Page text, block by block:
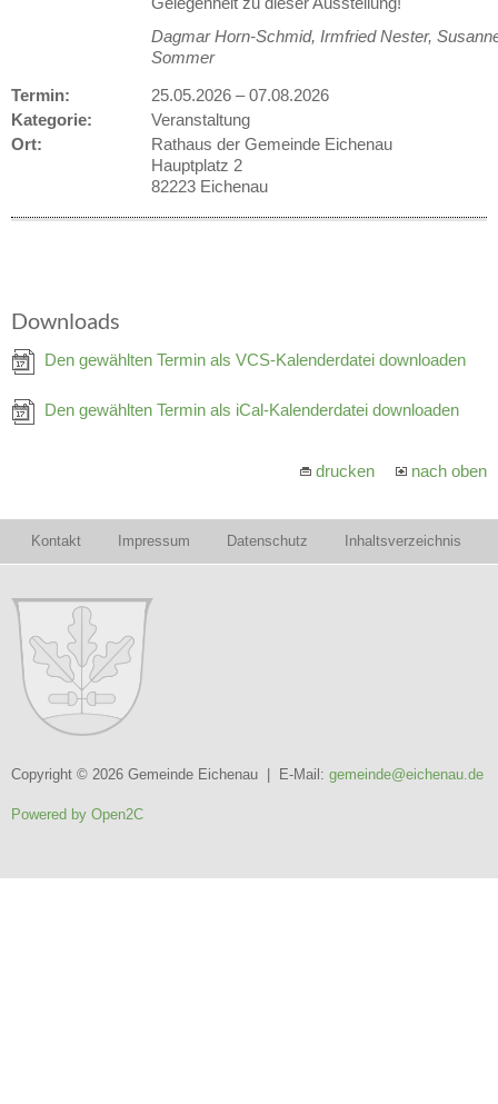
Dagmar Horn-Schmid, Irmfried Nester,
Sommer
Termin:
25.05.2026 –07.08.2026
Kategorie:
Veranstaltung
Ort:
Rathaus der Gemeinde Eichenau
Hauptplatz 2
82223 Eichenau
Downloads
Den gewählten Termin als VCS-Kalenderdatei downloaden
Den gewählten Termin als iCal-Kalenderdatei downloaden
drucken nach oben
Kontakt Impressum Datenschutz Inhaltsverzeichnis
Copyright © 2026 Gemeinde Eichenau | E-Mail: gemeinde@eichenau.de
Powered by Open2C